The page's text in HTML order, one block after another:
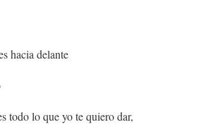
hacia delante
todo lo que yo te quiero dar,